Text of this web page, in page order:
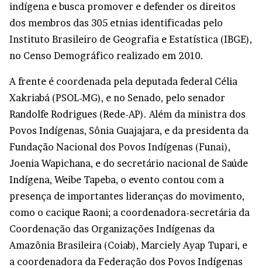
indígena e busca promover e defender os direitos
dos membros das 305 etnias identificadas pelo
Instituto Brasileiro de Geografia e Estatística (IBGE),
no Censo Demográfico realizado em 2010.
A frente é coordenada pela deputada federal Célia
Xakriabá (PSOL-MG), e no Senado, pelo senador
Randolfe Rodrigues (Rede-AP). Além da ministra dos
Povos Indígenas, Sônia Guajajara, e da presidenta da
Fundação Nacional dos Povos Indígenas (Funai),
Joenia Wapichana, e do secretário nacional de Saúde
Indígena, Weibe Tapeba, o evento contou com a
presença de importantes lideranças do movimento,
como o cacique Raoni; a coordenadora-secretária da
Coordenação das Organizações Indígenas da
Amazônia Brasileira (Coiab), Marciely Ayap Tupari, e
a coordenadora da Federação dos Povos Indígenas